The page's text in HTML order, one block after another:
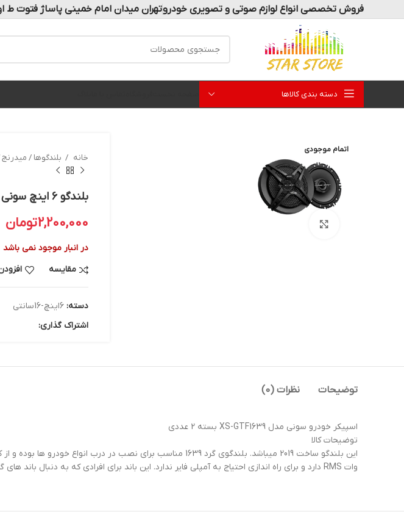
فروش تخصصی انواع لوازم صوتی و تصویری خودروتهران میدان امام خمینی پاساژ فتوت ط
دسته بندی کالاها
اتمام موجودی
خانه بلندگوها / میدرنج
بلندگو ۶ اینچ سونی مدل sony xs-GTF1639
2,200,000تومان
در انبار موجود نمی باشد
مقایسه
دسته: 6اینچ-16سانتی
اشتراک گذاری:
توضیحات نظرات (0)
اسپیکر خودرو سونی مدل XS-GTF1639 بسته 2 عددی
توضیحات کالا
وات RMS دارد و برای راه اندازی احتیاج به آمپلی فایر ندارد. این باند برای افرادی که به دنبال باند های گرد با قیمت مطلوب و کیفیت مناسب برای درب خودرو میگردند بسیار مناسب است.